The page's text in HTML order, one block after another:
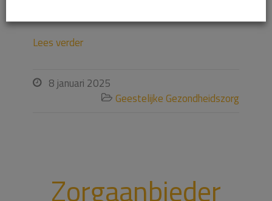
Lees verder
 8 januari 2025
 Geestelijke Gezondheidszorg
Zorgaanbieder